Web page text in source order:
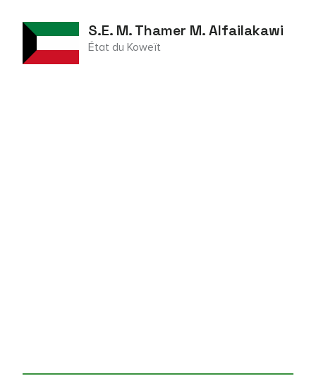
S.E. M. Thamer M. Alfailakawi
État du Koweït